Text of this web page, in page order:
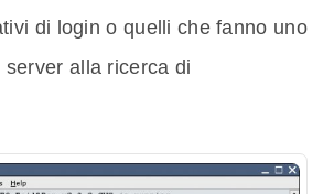
di login o quelli che fanno uno
alla ricerca di